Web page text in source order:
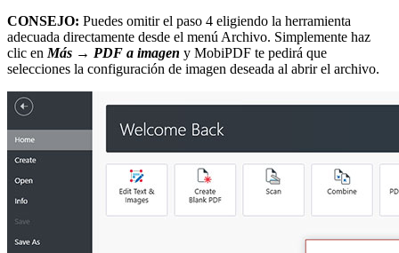
CONSEJO: Puedes omitir el paso 4 eligiendo la herramienta
adecuada directamente desde el menú Archivo. Simplemente haz
clic enMás → PDF a imagen y MobiPDF te pedirá que
selecciones la configuración de imagen deseada al abrir el archivo.